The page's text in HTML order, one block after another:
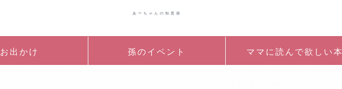
あーちゃんの知恵袋
お出かけ 孫のイベント ママに読んで欲しい本